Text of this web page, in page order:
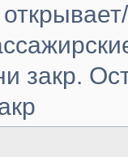
закр.